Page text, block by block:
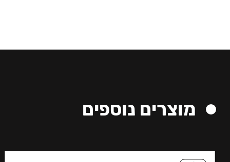
מוצרים נוספים